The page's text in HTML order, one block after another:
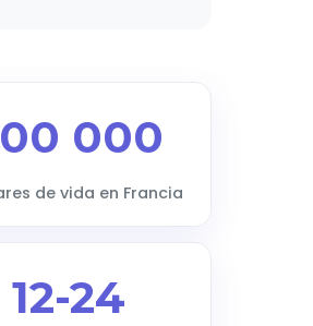
000
de vida en Francia
12-24